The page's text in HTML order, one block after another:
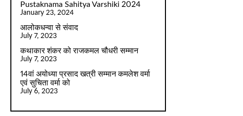
Pustaknama Sahitya Varshiki 2024
January 23, 2024
आलोकधन्वा से संवाद
July 7, 2023
कथाकार शंकर को राजकमल चौधरी सम्मान
July 7, 2023
14वां अयोध्या प्रसाद खत्री सम्मान कमलेश वर्मा
एवं सुचिता वर्मा को
July 6, 2023